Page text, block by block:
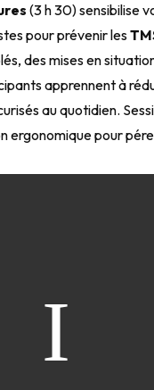
(3 h 30) sensibilise
pour prévenir les
des mises en
apprennent à
au quotidien.
ergonomique pour